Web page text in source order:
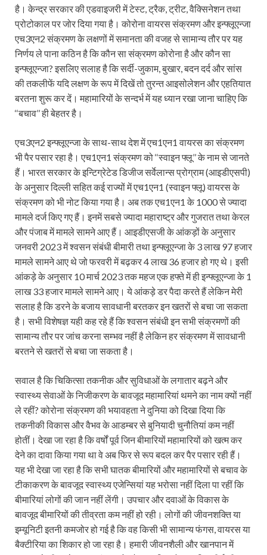
है। केन्द्र सरकार की एडवाइजरी में टेस्ट, ट्रैक, ट्रीट, वैक्सि‍नेशन तथा
प्रोटोकाल पर जोर दिया गया है। कोरोना वायरस संक्रमण और इन्फ्लूएन्जा
एच3एन2 संक्रमण के लक्षणों में समानता की वजह से सामान्य तौर पर यह
निर्णय ले पाना कठिन है कि कौन सा संक्रमण कोरोना है और कौन सा
इन्फ्लूएन्जा? इसलिए सलाह है कि सर्दी-जुकाम, बुखार, बदन दर्द और सांस
की तकलीफें यदि लक्षण के रूप में दिखें तो तुरन्त आइसोलेशन और एहतियात
बरतना शुरू कर दें। महामारियों के सन्दर्भ में यह ध्यान रखा जाना चाहिए कि
‘‘बचाव’’ ही बेहतर है।
एच3एन2 इन्फ्लूएन्जा के साथ-साथ देश में एच1एन1 वायरस का संक्रमण
भी पैर पसार रहा है। एच1एन1 संक्रमण को ‘‘स्वाइन फ्लू’’ के नाम से जानते
हैं। भारत सरकार के इन्टि‍ग्रेटेड डिजीज सर्वेलान्स प्रोग्राम (आइडीएसपी)
के अनुसार दिल्ली सहित कई राज्यों में एच1एन1 (स्वाइन फ्लू) वायरस के
संक्रमण को भी नोट किया गया है। अब तक एच1एन1 के 1000 से ज्यादा
मामले दर्ज किए गए हैं। इनमें सबसे ज्यादा महाराष्ट्र और गुजरात तथा केरल
और पंजाब में मामले सामने आए हैं। आइडीएसजी के आंकड़ों के अनुसार
जनवरी 2023 में श्वसन संबंधी बीमारी तथा इन्फ्लूएन्जा के 3 लाख 97 हजार
मामले सामने आए थे जो फरवरी में बढ़कर 4 लाख 36 हजार हो गए थे। इसी
आंकड़े के अनुसार 10 मार्च 2023 तक महज एक हफ्ते में ही इन्फ्लूएन्जा के 1
लाख 33 हजार मामले सामने आए। ये आंकड़े डर पैदा करते हैं लेकिन मेरी
सलाह है कि डरने के बजाय सावधानी बरतकर इन खतरों से बचा जा सकता
है। सभी विशेषज्ञ यही कह रहे हैं कि श्वसन संबंधी इन सभी संक्रमणों की
सामान्य तौर पर जांच करना सम्भव नहीं है लेकिन हर संक्रमण में सावधानी
बरतने से खतरों से बचा जा सकता है।
सवाल है कि चिकित्सा तकनीक और सुविधाओं के लगातार बढ़ने और
स्वास्थ्य सेवाओं के निजीकरण के बावजूद महामारियां थमने का नाम क्यों नहीं
ले रहीं? कोरोना संक्रमण की भयावहता ने दुनिया को दिखा दिया कि
तकनीकी विकास और वैभव के आडम्बर से बुनियादी चुनौतियां कम नहीं
होतीं। देखा जा रहा है कि वर्षों पूर्व जिन बीमारियों महामारियों को खत्म कर
देने का दावा किया गया था वे अब फिर से रूप बदल कर पैर पसार रही हैं।
यह भी देखा जा रहा है कि सभी घातक बीमारियों और महामारियों से बचाव के
टीकाकरण के बावजूद स्वास्थ्य एजेन्सियां यह भरोसा नहीं दिला पा रहीं कि
बीमारियां लोगों की जान नहीं लेंगी। उपचार और दवाओं के विकास के
बावजूद बीमारियों की तीव्रता कम नहीं हो रही। लोगों की जीवनशक्ति या
इम्यूनिटी इतनी कमजोर हो गई है कि वह किसी भी सामान्य फंगस, वायरस या
बैक्टीरिया का शिकार हो जा रहा है। हमारी जीवनशैली और खानपान में